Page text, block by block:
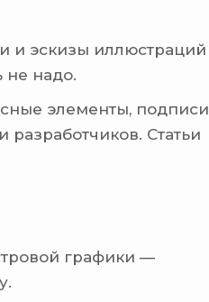
и эскизы иллюстраций
не надо.
элементы, подписи
разработчиков. Статьи
графики —